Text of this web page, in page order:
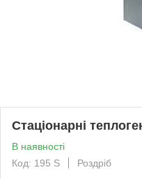
Стаціонарні
В наявності
Код: 195 S
Роздріб